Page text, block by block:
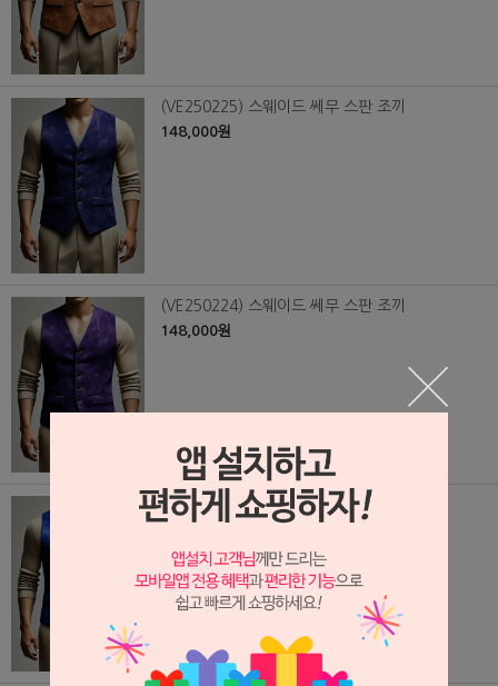
(VE250225) 스웨이드 쎄무 스판 조끼
148,000원
(VE250224) 스웨이드 쎄무 스판 조끼
148,000원
(VE250223) 스웨이드 쎄무 스판 조끼